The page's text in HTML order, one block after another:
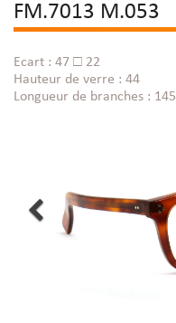
FM.7013 M.053
Ecart : 47 □ 22
Hauteur de verre : 44
Longueur de branches : 145